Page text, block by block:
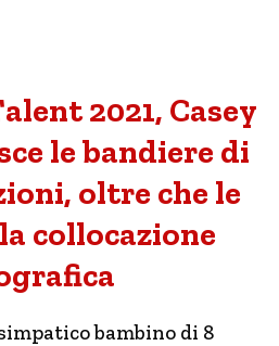
2021, Casey
le bandiere di
oltre che le
collocazione
bambino di 8